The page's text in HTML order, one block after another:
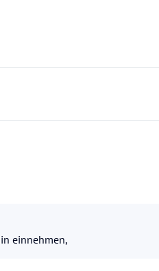
nur in der menge die benötigt wird.
einnehmen,